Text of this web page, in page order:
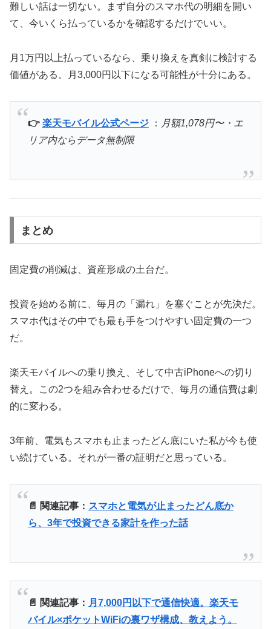
難しい話は一切ない。まず自分のスマホ代の明細を開い
て、今いくら払っているかを確認するだけでいい。
月1万円以上払っているなら、乗り換えを真剣に検討する
価値がある。月3,000円以下になる可能性が十分にある。
👉 楽天モバイル公式ページ： 月額1,078円〜・エ
リア内ならデータ無制限
まとめ
固定費の削減は、資産形成の土台だ。
投資を始める前に、毎月の「漏れ」を塞ぐことが先決だ。
スマホ代はその中でも最も手をつけやすい固定費の一つ
だ。
楽天モバイルへの乗り換え、そして中古iPhoneへの切り
替え。この2つを組み合わせるだけで、毎月の通信費は劇
的に変わる。
3年前、電気もスマホも止まったどん底にいた私が今も使
い続けている。それが一番の証明だと思っている。
📄 関連記事： スマホと電気が止まったどん底か
ら、3年で投資できる家計を作った話
📄 関連記事： 月7,000円以下で通信快適。楽天モ
バイル×ポケットWiFiの裏ワザ構成、教えよう。